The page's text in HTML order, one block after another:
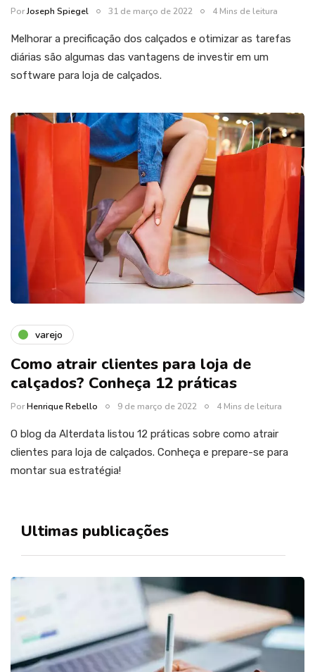
PorJoseph Spiegel 31 de março de 2022 4 Mins de leitura
Melhorar a precificação dos calçados e otimizar as tarefas
diárias são algumas das vantagens de investir em um
software para loja de calçados.
varejo
Como atrair clientes para loja de
calçados? Conheça 12 práticas
PorHenrique Rebello 9 de março de 2022 4 Mins de leitura
O blog da Alterdata listou 12 práticas sobre como atrair
clientes para loja de calçados. Conheça e prepare-se para
montar sua estratégia!
Ultimas publicações